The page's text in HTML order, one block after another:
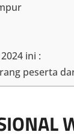
ini :
peserta